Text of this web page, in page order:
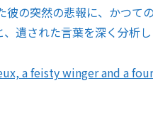
の突然の悲報に、かつて
遺された言葉を深く分析
a feisty winger and a